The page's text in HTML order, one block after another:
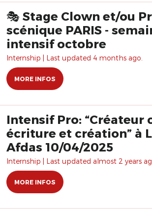
🎭 Stage Clown et/ou
scénique PARIS -
intensif octobre
Internship | Last updated 4 months ago.
MORE INFOS
Intensif Pro: “Créateur
écriture et création” à
Afdas 10/04/2025
Internship | Last updated almost 2 years
MORE INFOS